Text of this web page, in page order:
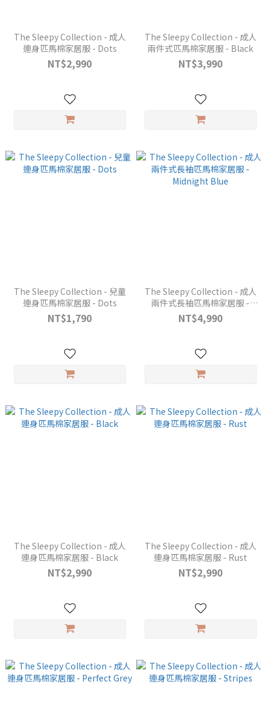
The Sleepy Collection - 成人
連身匹馬棉家居服 - Dots
NT$2,990
The Sleepy Collection - 成人
兩件式匹馬棉家居服 - Black
NT$3,990
The Sleepy Collection - 兒童
連身匹馬棉家居服 - Dots
NT$1,790
The Sleepy Collection - 成人
兩件式長袖匹馬棉家居服 -
Midnight Blue
NT$4,990
The Sleepy Collection - 成人
連身匹馬棉家居服 - Black
NT$2,990
The Sleepy Collection - 成人
連身匹馬棉家居服 - Rust
NT$2,990